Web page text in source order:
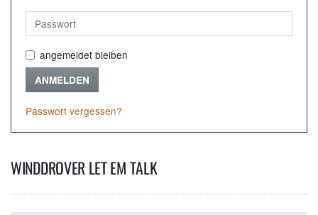
angemeldet bleiben
ANMELDEN
Passwort vergessen?
WINDDROVER LET EM TALK